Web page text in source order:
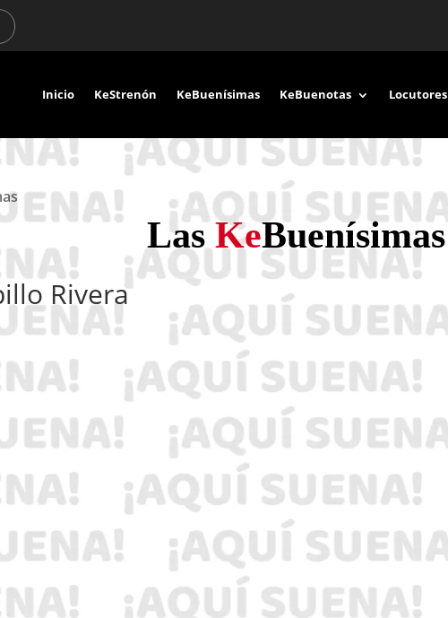
Inicio KeStrenón KeBuenísimas KeBuenotas Locutores
LasKeBuenísimas
Rivera